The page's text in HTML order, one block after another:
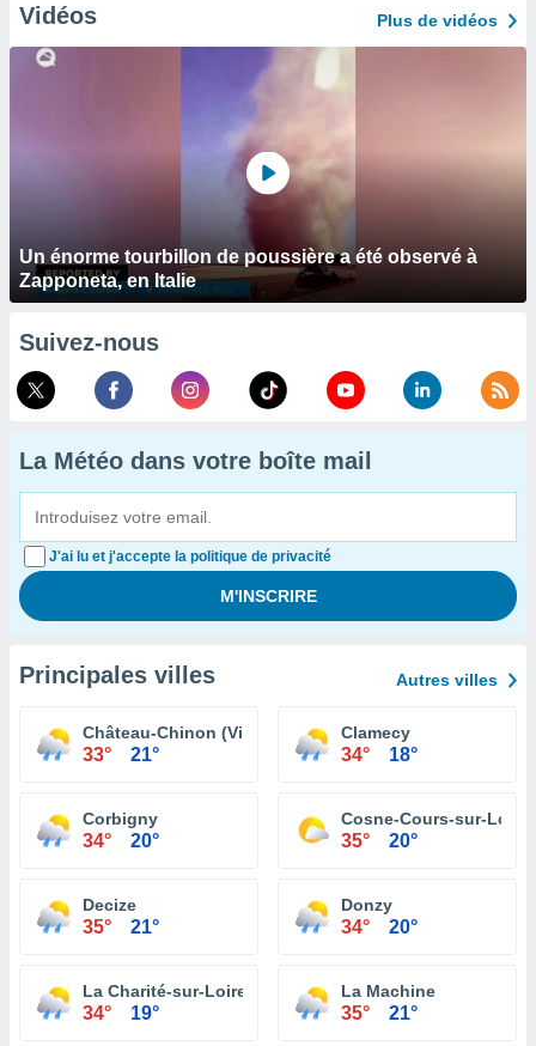
Vidéos Plus de vidéos
Un énorme tourbillon de poussière a été observé à
Zapponeta, en Italie
Suivez-nous
La Météo dans votre boîte mail
J'ai lu et j'accepte la politique de privacité
Principales villes Autres villes
Château-Chinon (Ville)
33° 21°
Clamecy
34° 18°
Corbigny
34° 20°
Cosne-Cours-sur-Loire
35° 20°
Decize
35° 21°
Donzy
34° 20°
La Charité-sur-Loire
34° 19°
La Machine
35° 21°